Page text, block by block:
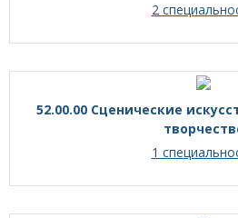
2
52.00.00 Сценические
1